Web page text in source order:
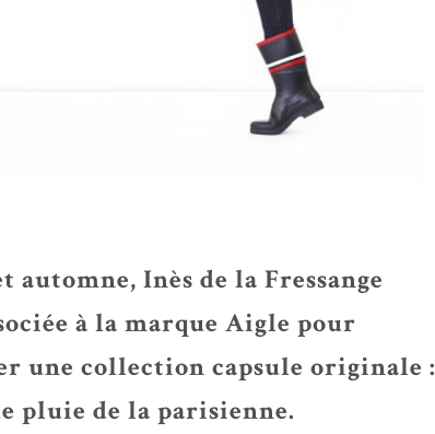
automne, Inès de la Fressange
à la marque Aigle pour
une collection capsule originale :
pluie de la parisienne.